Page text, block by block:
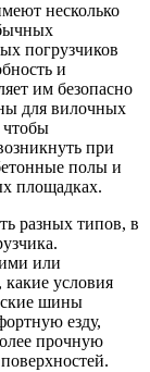
несколько
погрузчиков
и
им безопасно
для вилочных
при
полы и
площадках.
разных типов, в
или
условия
шины
езду,
прочную